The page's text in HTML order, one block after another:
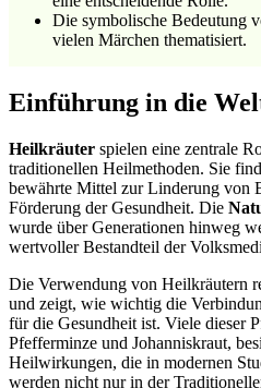
Die symbolische Bedeutung
vielen Märchen thematisiert.
Einführung in die
Heilkräuter spielen eine zentrale
traditionellen Heilmethoden. Sie
bewährte Mittel zur Linderung von
Förderung der Gesundheit. Die
wurde über Generationen hinweg
wertvoller Bestandteil der
Die Verwendung von Heilkräutern
und zeigt, wie wichtig die
für die Gesundheit ist. Viele dieser
Pfefferminze und Johanniskraut,
Heilwirkungen, die in modernen
werden nicht nur in der